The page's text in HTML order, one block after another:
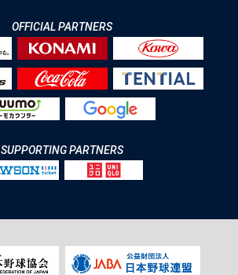
OFFICIAL PARTNERS
SUPPORTING PARTNERS